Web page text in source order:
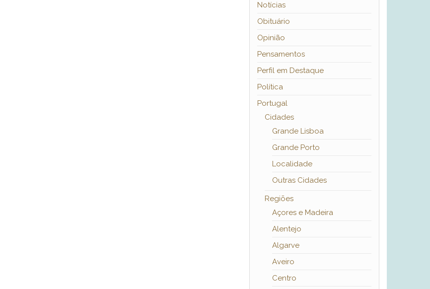
Notícias
Obituário
Opinião
Pensamentos
Perfil em Destaque
Política
Portugal
Cidades
Grande Lisboa
Grande Porto
Localidade
Outras Cidades
Regiões
Açores e Madeira
Alentejo
Algarve
Aveiro
Centro